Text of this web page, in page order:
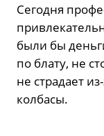
Сегодня
были бы
по блату, не
не страдает
колбасы.